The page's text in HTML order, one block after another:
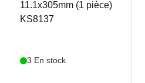
11.1x305mm (1 pièce)
KS8137
3 En stock